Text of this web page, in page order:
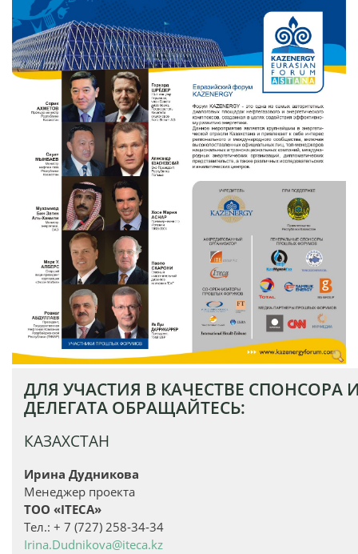
ДЛЯ УЧАСТИЯ В КАЧЕСТВЕ СПОНСОРА
ДЕЛЕГАТА ОБРАЩАЙТЕСЬ:
КАЗАХСТАН
Ирина Дудникова
Менеджер проекта
ТОО «ITECA»
Тел.: + 7 (727) 258-34-34
Irina.Dudnikova@iteca.kz